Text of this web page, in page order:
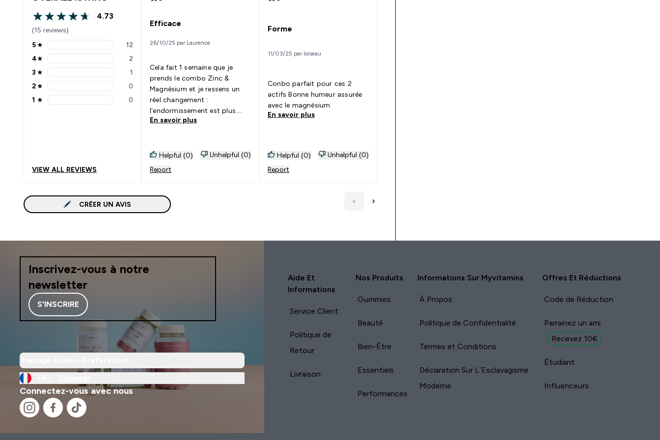
4.73 out of 5 stars
4.73
(15 reviews)
5 stars rating 12 reviews
5★ 12
4 stars rating 2 reviews
4★ 2
3 stars rating 1 reviews
3 ★ 1
2 stars rating 0 reviews
2★ 0
1 stars rating 0 reviews
1 ★ 0
VIEW ALL REVIEWS
Efficace
26/10/25 par Laurence
Cela fait 1 semaine que je
prends le combo Zinc &
Magnésium et je ressens un
réel changement :
l'endormissement est plus
rapide et le sommeil est plus
En savoir plus
Helpful (0)
Unhelpful (0)
Report
Forme
11/03/25 par loiseau
Conbo parfait pour ces 2
actifs Bonne humeur assurée
avec le magnésium
En savoir plus
Helpful (0)
Unhelpful (0)
Report
CRÉER UN AVIS
Inscrivez-vous à notre
newsletter
S'INSCRIRE
Connectez-vous avec nous
Aide Et
Informations
Service Client
Politique de
Retour
Livraison
Nos Produits
Gummies
Beauté
Bien-Être
Essentiels
Performances
Informations Sur Myvitamins
À Propos
Politique de Confidentialité
Termes et Conditions
Déclaration Sur L’Esclavagisme
Moderne
Offres Et Réductions
Code de Réduction
Parrainez un ami
Recevez 10€
Étudiant
Influenceurs